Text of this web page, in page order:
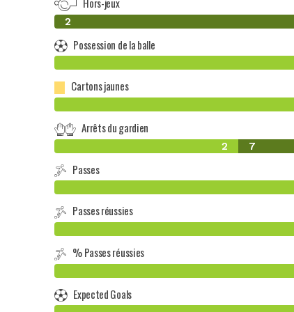
0
2
Possession de la balle
Cartons jaunes
Arrêts du gardien
2 7
Passes
Passes réussies
% Passes réussies
Expected Goals